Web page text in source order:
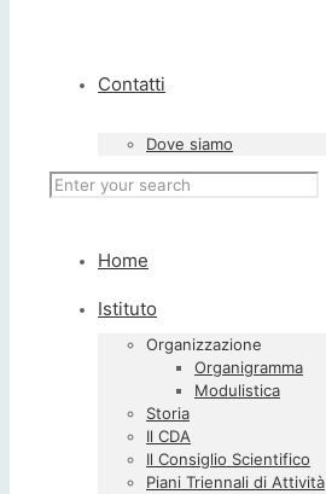
Contatti
Dove siamo
Home
Istituto
Organizzazione
Organigramma
Modulistica
Storia
Il CDA
Il Consiglio Scientifico
Piani Triennali di Attività